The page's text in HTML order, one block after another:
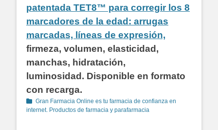
patentada TET8™ para corregir los 8
marcadores de la edad: arrugas
marcadas, líneas de expresión,
firmeza, volumen, elasticidad,
manchas, hidratación,
luminosidad. Disponible en formato
con recarga.
Categorías
Gran Farmacia Online es tu farmacia de confianza en
internet. Productos de farmacia y parafarmacia